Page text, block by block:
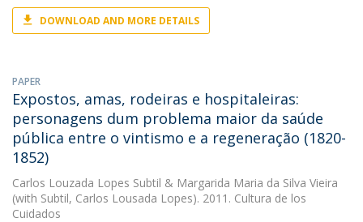
DOWNLOAD AND MORE DETAILS
PAPER
Expostos, amas, rodeiras e hospitaleiras:
personagens dum problema maior da saúde
pública entre o vintismo e a regeneração (1820-
1852)
Carlos Louzada Lopes Subtil & Margarida Maria da Silva Vieira
(with Subtil, Carlos Lousada Lopes). 2011. Cultura de los
Cuidados